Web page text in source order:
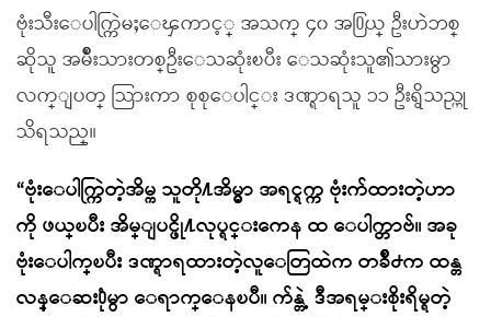
ဗုံးသီးေပါက္ကြဲမႈေၾကာင့္ အသက္ ၄၀ အ႐ြယ္ ဦးဟဲဘစ္
ဆိုသူ အမ်ိဳးသားတစ္ဦးေသဆုံးၿပီး ေသဆုံးသူ၏သားမွာ
လက္ျပတ္ သြားကာ စုစုေပါင္း ဒဏ္ရာရသူ ၁၁ ဦးရွိသည္ဟု
သိရသည္။
“ဗုံးေပါက္ကြဲတဲ့အိမ္က သူတို႔အိမ္မွာ အရင္ရက္က ဗုံးက်ထားတဲ့ဟာ
ကို ဖယ္ၿပီး အိမ္ျပင္ဖို႔လုပ္ရင္းကေန ထ ေပါက္တာဗ်။ အခု
ဗုံးေပါက္ၿပီး ဒဏ္ရာရထားတဲ့လူေတြထဲက တခ်ိဳ႕က ထန္တ
လန္ေဆး႐ုံမွာ ေရာက္ေနၿပီ။ က်န္တဲ့ ဒီအရမ္းစိုးရိမ္ရတဲ့